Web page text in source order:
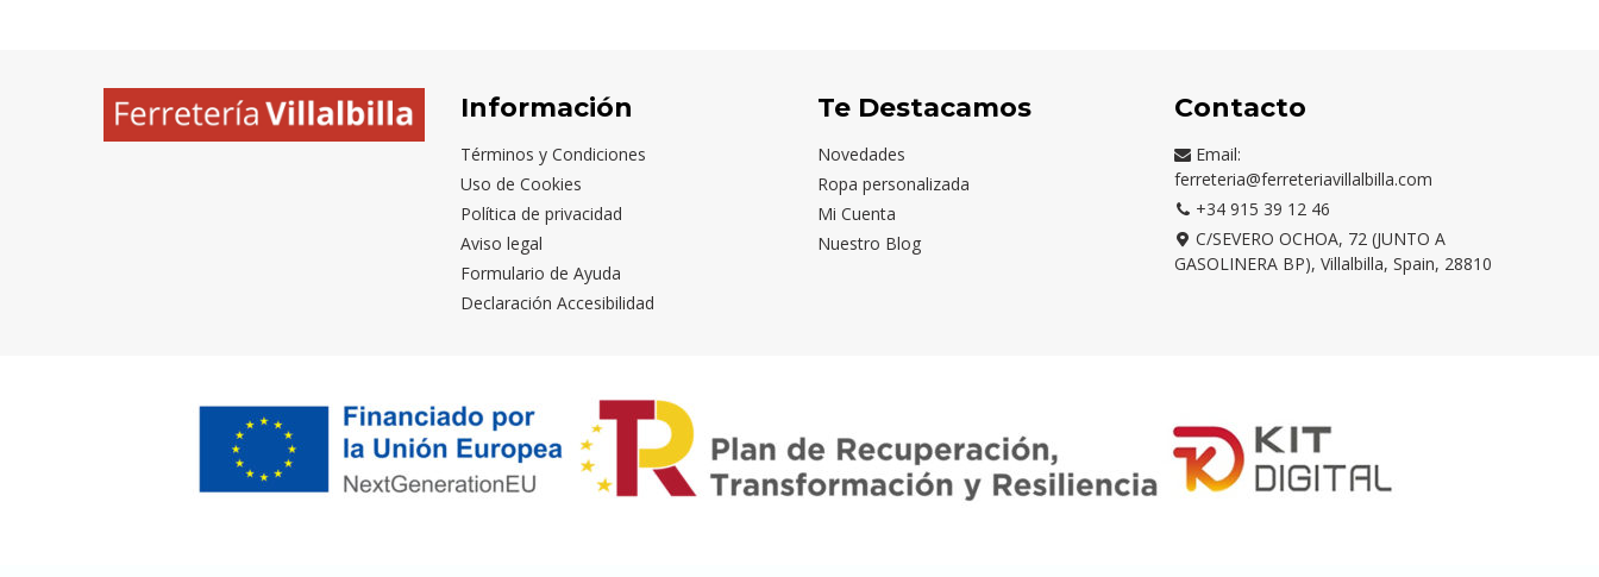
Información
Términos y Condiciones
Uso de Cookies
Política de privacidad
Aviso legal
Formulario de Ayuda
Declaración Accesibilidad
Te Destacamos
Novedades
Ropa personalizada
Mi Cuenta
Nuestro Blog
Contacto
Email:
ferreteria@ferreteriavillalbilla.com
+34 915 39 12 46
C/SEVERO OCHOA, 72 (JUNTO A
GASOLINERA BP), Villalbilla, Spain, 28810